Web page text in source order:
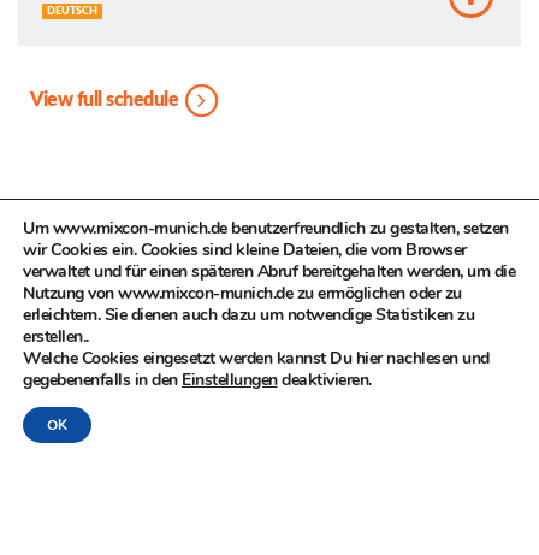
DEUTSCH
View full schedule
PREV NEXT
© MIXCON in Zusammenarbeit mit dem Kulturreferat der
Landeshauptstadt München, Kompetenzteam Kultur- und
Um www.mixcon-munich.de benutzerfreundlich zu gestalten, setzen
wir Cookies ein. Cookies sind kleine Dateien, die vom Browser
verwaltet und für einen späteren Abruf bereitgehalten werden, um die
Nutzung von www.mixcon-munich.de zu ermöglichen oder zu
erleichtern. Sie dienen auch dazu um notwendige Statistiken zu
erstellen..
Welche Cookies eingesetzt werden kannst Du hier nachlesen und
gegebenenfalls in den Einstellungendeaktivieren.
OK